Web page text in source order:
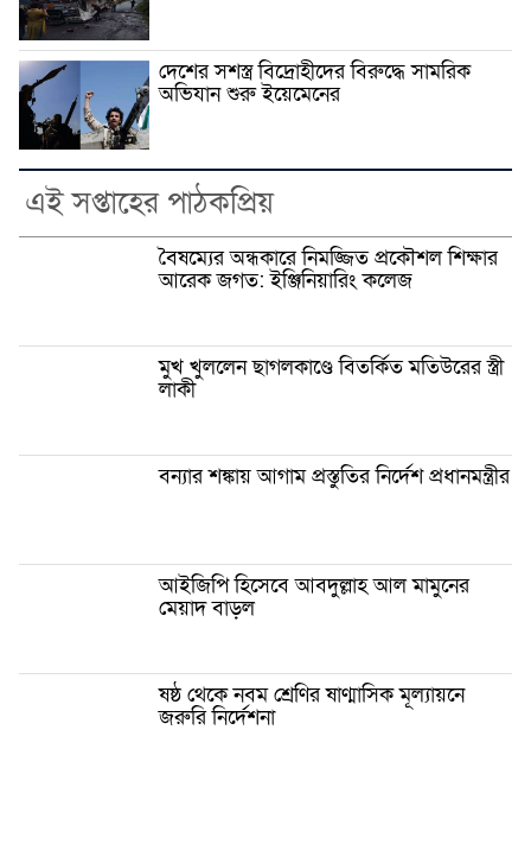
দেশের সশস্ত্র বিদ্রোহীদের বিরুদ্ধে সামরিক
অভিযান শুরু ইয়েমেনের
এই সপ্তাহের পাঠকপ্রিয়
বৈষম্যের অন্ধকারে নিমজ্জিত প্রকৌশল শিক্ষার
আরেক জগত: ইঞ্জিনিয়ারিং কলেজ
মুখ খুললেন ছাগলকাণ্ডে বিতর্কিত মতিউরের স্ত্রী
লাকী
বন্যার শঙ্কায় আগাম প্রস্তুতির নির্দেশ প্রধানমন্ত্রীর
আইজিপি হিসেবে আবদুল্লাহ আল মামুনের
মেয়াদ বাড়ল
ষষ্ঠ থেকে নবম শ্রেণির ষাণ্মাসিক মূল্যায়নে
জরুরি নির্দেশনা